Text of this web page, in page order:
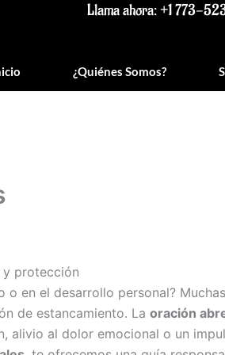
Llama ahora: +1 773-
¿Quiénes Somos?
y protección
o en el desarrollo personal?
de estancamiento. La oración
alivio al dolor emocional o un